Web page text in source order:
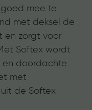
mee te
met deksel de
en zorgt voor
Softex wordt
en doordachte
met
de Softex